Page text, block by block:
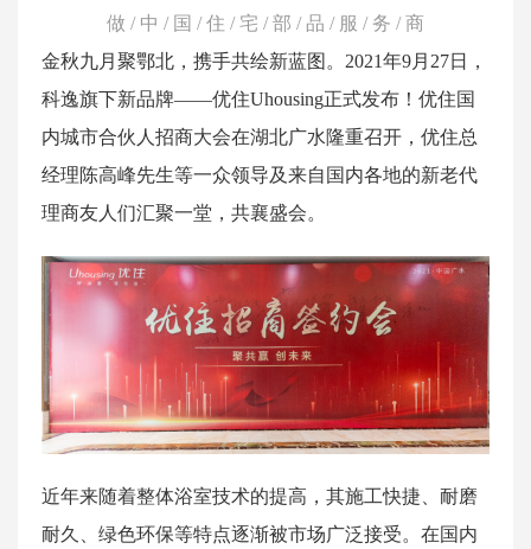
做 / 中 / 国 / 住 / 宅 / 部 / 品 / 服 / 务 / 商
金秋九月聚鄂北，携手共绘新蓝图。2021年9月27日，
科逸旗下新品牌——优住Uhousing正式发布！优住国
内城市合伙人招商大会在湖北广水隆重召开，优住总
经理陈高峰先生等一众领导及来自国内各地的新老代
理商友人们汇聚一堂，共襄盛会。
近年来随着整体浴室技术的提高，其施工快捷、耐磨
耐久、绿色环保等特点逐渐被市场广泛接受。在国内